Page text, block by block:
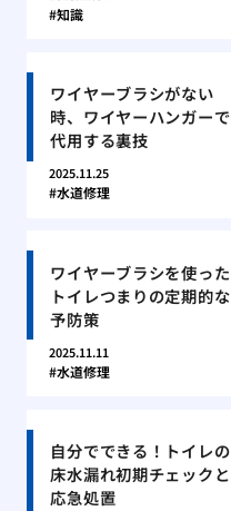
知識
ワイヤーブラシがない
時、ワイヤーハンガーで
代用する裏技
2025.11.25
水道修理
ワイヤーブラシを使った
トイレつまりの定期的な
予防策
2025.11.11
水道修理
自分でできる！トイレの
床水漏れ初期チェックと
応急処置